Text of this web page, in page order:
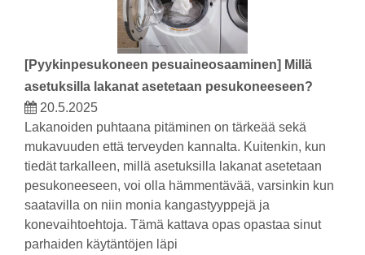
[Pyykinpesukoneen pesuaineosaaminen] Millä
asetuksilla lakanat asetetaan pesukoneeseen?
20.5.2025
Lakanoiden puhtaana pitäminen on tärkeää sekä
mukavuuden että terveyden kannalta. Kuitenkin, kun
tiedät tarkalleen, millä asetuksilla lakanat asetetaan
pesukoneeseen, voi olla hämmentävää, varsinkin kun
saatavilla on niin monia kangastyyppejä ja
konevaihtoehtoja. Tämä kattava opas opastaa sinut
parhaiden käytäntöjen läpi